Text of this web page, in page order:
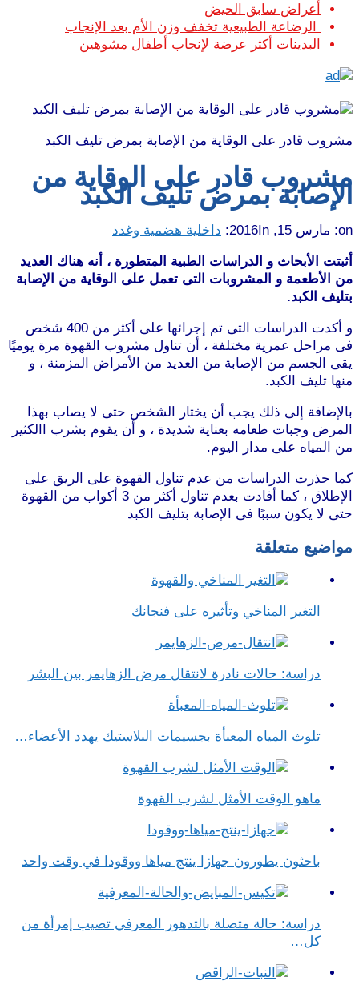
أعراض سابق الحيض
الرضاعة الطبيعية تخفف وزن الأم بعد الإنجاب
البدينات أكثر عرضة لإنجاب أطفال مشوهين
مشروب قادر على الوقاية من الإصابة بمرض تليف الكبد
مشروب قادر على الوقاية من
الإصابة بمرض تليف الكبد
on: مارس 15, 2016 In: داخلية هضمية وغدد
أثبتت الأبحاث و الدراسات الطبية المتطورة ، أنه هناك العديد
من الأطعمة و المشروبات التى تعمل على الوقاية من الإصابة
بتليف الكبد.
و أكدت الدراسات التى تم إجرائها على أكثر من 400 شخص
فى مراحل عمرية مختلفة ، أن تناول مشروب القهوة مرة يوميًا
يقى الجسم من الإصابة من العديد من الأمراض المزمنة ، و
منها تليف الكبد.
بالإضافة إلى ذلك يجب أن يختار الشخص حتى لا يصاب بهذا
المرض وجبات طعامه بعناية شديدة ، و أن يقوم بشرب االكثير
من المياه على مدار اليوم.
كما حذرت الدراسات من عدم تناول القهوة على الريق على
الإطلاق ، كما أفادت بعدم تناول أكثر من 3 أكواب من القهوة
حتى لا يكون سببًا فى الإصابة بتليف الكبد
مواضيع متعلقة
التغير المناخي وتأثيره على فنجانك
دراسة: حالات نادرة لانتقال مرض الزهايمر بين البشر
تلوث المياه المعبأة بجسيمات البلاستيك يهدد الأعضاء…
ماهو الوقت الأمثل لشرب القهوة
باحثون يطورون جهازا ينتج مياها ووقودا في وقت واحد
دراسة: حالة متصلة بالتدهور المعرفي تصيب إمرأة من
كل…